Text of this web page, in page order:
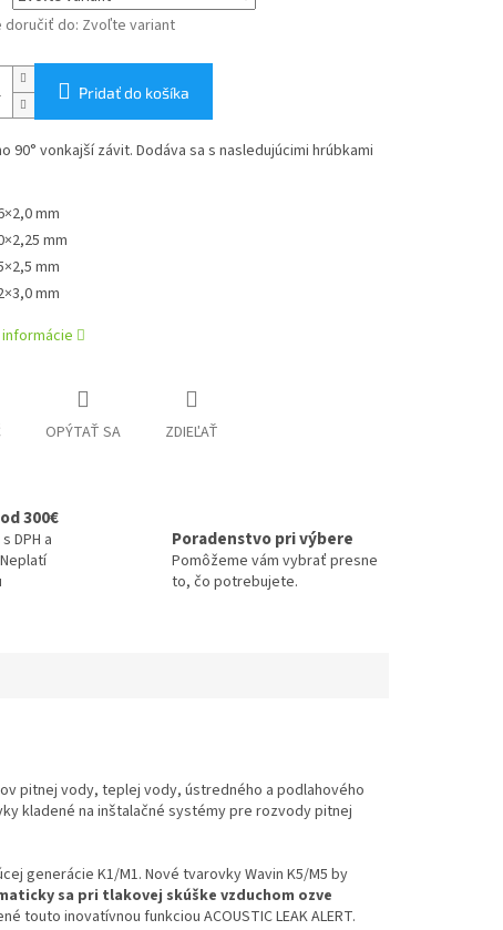
doručiť do: Zvoľte variant
Pridať do košíka
90° vonkajší závit. Dodáva sa s nasledujúcimi hrúbkami
mm
mm
mm
mm
OPÝTAŤ SA ZDIEĽAŤ
300€
DPH a
Poradenstvo pri výbere
Pomôžeme vám vybrať presne
to, čo potrebujete.
pitnej vody, teplej vody, ústredného a podlahového
kladené na inštalačné systémy pre rozvody pitnej
generácie K1/M1. Nové tvarovky Wavin K5/M5 by
sa pri tlakovej skúške vzduchom ozve
touto inovatívnou funkciou ACOUSTIC LEAK ALERT.